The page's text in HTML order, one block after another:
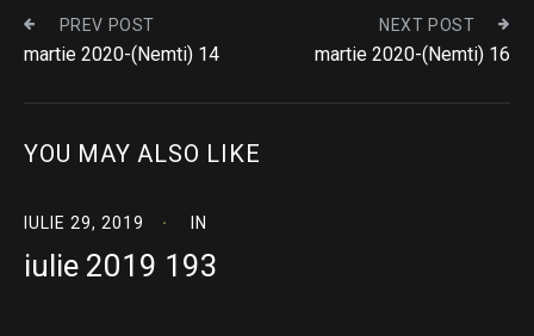
PREV POST
martie 2020-(Nemti) 14
NEXT POST
martie 2020-(Nemti) 16
YOU MAY ALSO LIKE
IULIE 29, 2019 IN
iulie 2019 193